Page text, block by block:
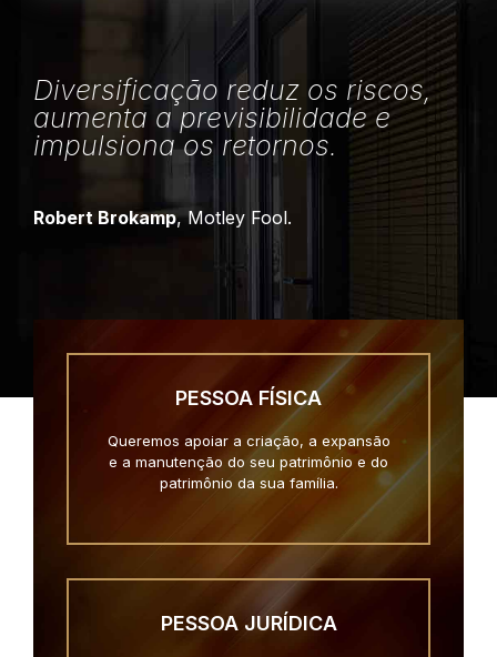
Diversificação reduz os riscos,
aumenta a previsibilidade e
impulsiona os retornos.
Robert Brokamp, Motley Fool.
PESSOA FÍSICA
Queremos apoiar a criação, a expansão
e a manutenção do seu patrimônio e do
patrimônio da sua família.
PESSOA JURÍDICA